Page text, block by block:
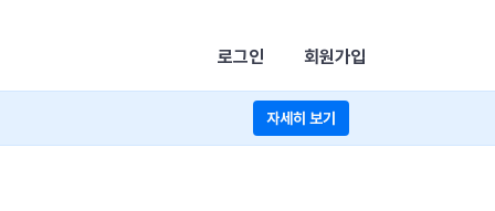
로그인 회원가입
자세히 보기